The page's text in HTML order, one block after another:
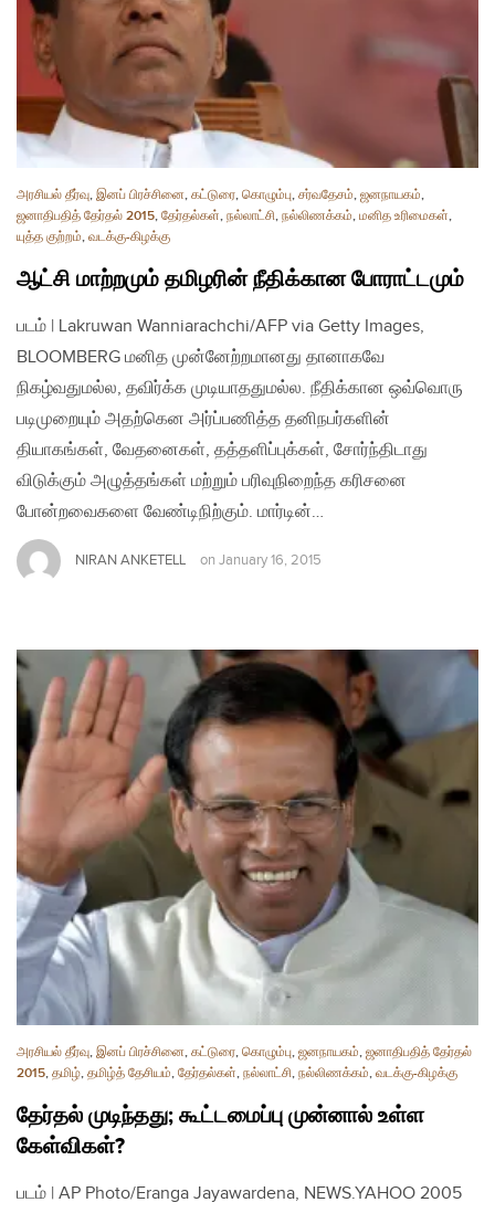
அரசியல் தீர்வு, இனப் பிரச்சினை, கட்டுரை, கொழும்பு, சர்வதேசம், ஜனநாயகம்,
ஜனாதிபதித் தேர்தல் 2015, தேர்தல்கள், நல்லாட்சி, நல்லிணக்கம், மனித உரிமைகள்,
யுத்த குற்றம், வடக்கு-கிழக்கு
ஆட்சி மாற்றமும் தமிழரின் நீதிக்கான போராட்டமும்
படம் | Lakruwan Wanniarachchi/AFP via Getty Images,
BLOOMBERG மனித முன்னேற்றமானது தானாகவே
நிகழ்வதுமல்ல, தவிர்க்க முடியாததுமல்ல. நீதிக்கான ஒவ்வொரு
படிமுறையும் அதற்கென அர்ப்பணித்த தனிநபர்களின்
தியாகங்கள், வேதனைகள், தத்தளிப்புக்கள், சோர்ந்திடாது
விடுக்கும் அழுத்தங்கள் மற்றும் பரிவுநிறைந்த கரிசனை
போன்றவைகளை வேண்டிநிற்கும். மார்டின்…
NIRAN ANKETELL on January 16, 2015
அரசியல் தீர்வு, இனப் பிரச்சினை, கட்டுரை, கொழும்பு, ஜனநாயகம், ஜனாதிபதித் தேர்தல்
2015, தமிழ், தமிழ்த் தேசியம், தேர்தல்கள், நல்லாட்சி, நல்லிணக்கம், வடக்கு-கிழக்கு
தேர்தல் முடிந்தது; கூட்டமைப்பு முன்னால் உள்ள
கேள்விகள்?
படம் | AP Photo/Eranga Jayawardena, NEWS.YAHOO 2005